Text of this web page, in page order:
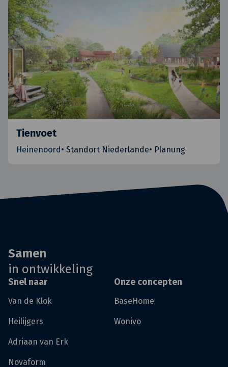
Tienvoet
Heinenoord• Standort Niederlande• Planung
Samen
in ontwikkeling
Snel naar
Van de Klok
Heilijgers
Adriaan van Erk
Novaform
Onze concepten
BaseHome
Wonivo